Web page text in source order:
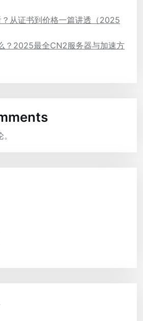
从证书到价格一篇讲透（2025
？2025最全CN2服务器与加速方